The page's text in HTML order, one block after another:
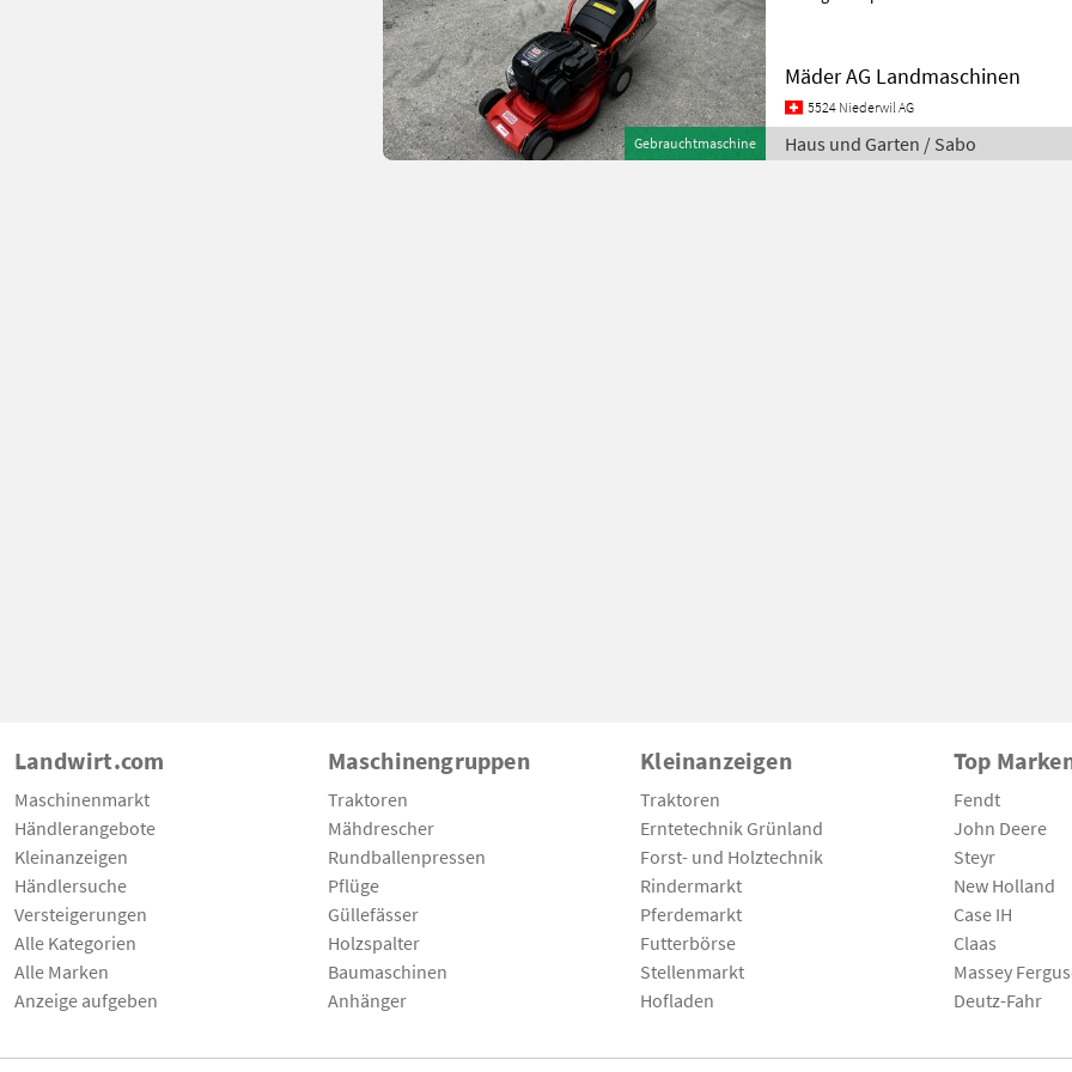
Gebrauchtmaschine
Mäder AG Landmaschinen
5524 Niederwil AG
Haus und Garten / Sabo
Landwirt.com
Maschinenmarkt
Händlerangebote
Kleinanzeigen
Händlersuche
Versteigerungen
Alle Kategorien
Alle Marken
Anzeige aufgeben
Maschinengruppen
Traktoren
Mähdrescher
Rundballenpressen
Pflüge
Güllefässer
Holzspalter
Baumaschinen
Anhänger
Kleinanzeigen
Traktoren
Erntetechnik Grünland
Forst- und Holztechnik
Rindermarkt
Pferdemarkt
Futterbörse
Stellenmarkt
Hofladen
Top
Fendt
John Deere
Steyr
New Holland
Case IH
Claas
Massey
Deutz-Fahr